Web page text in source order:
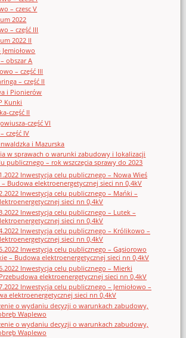
– czesc V
2022
– część III
2022 II
obszar A
– część III
– część II
i Pionierów
Kunki
część II
część VI
część IV
i Mazurska
w sprawach o warunki zabudowy i lokalizacji
publicznego – rok wszczęcia sprawy do 2023
Inwestycja celu publicznego – Nowa Wieś
Budowa elektroenergetycznej sieci nn 0,4kV
Inwestycja celu publicznego – Mańki –
sieci nn 0,4kV
Inwestycja celu publicznego – Lutek –
sieci nn 0,4kV
Inwestycja celu publicznego – Królikowo –
sieci nn 0,4kV
Inwestycja celu publicznego – Gąsiorowo
– Budowa elektroenergetycznej sieci nn 0,4kV
Inwestycja celu publicznego – Mierki
elektroenergetycznej sieci nn 0,4kV
Inwestycja celu publicznego – Jemiołowo –
elektroenergetycznej sieci nn 0,4kV
o wydaniu decyzji o warunkach zabudowy,
Waplewo
o wydaniu decyzji o warunkach zabudowy,
Waplewo